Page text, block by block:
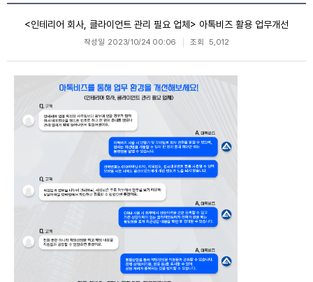
<인테리어 회사, 클라이언트 관리 필요 업체> 아톡비즈 활용 업무개선
작성일 2023/10/24 00:06 조회 5,012